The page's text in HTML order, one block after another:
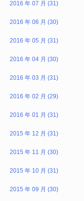
2016 年 07 月 (31)
2016 年 06 月 (30)
2016 年 05 月 (31)
2016 年 04 月 (30)
2016 年 03 月 (31)
2016 年 02 月 (29)
2016 年 01 月 (31)
2015 年 12 月 (31)
2015 年 11 月 (30)
2015 年 10 月 (31)
2015 年 09 月 (30)